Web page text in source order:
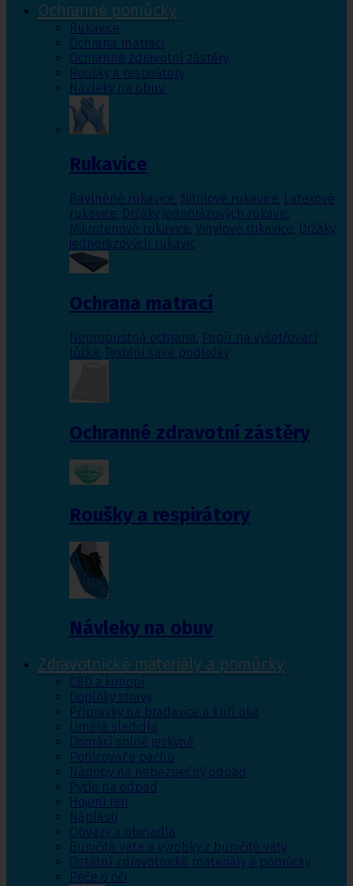
Ochranné pomůcky
Rukavice
Ochrana matrací
Ochranné zdravotní zástěry
Roušky a respirátory
Návleky na obuv
Rukavice
Bavlněné rukavice, Nitrilové rukavice, Latexové
rukavice, Držáky jednorázových rukavic,
Mikrotenové rukavice, Vinylové rukavice, Držáky
jednorázových rukavic
Ochrana matrací
Nepropustná ochrana, Papír na vyšetřovací
lůžka, Textilní savé podložky
Ochranné zdravotní zástěry
Roušky a respirátory
Návleky na obuv
Zdravotnické materiály a pomůcky
CBD z konopí
Doplňky stravy
Přípravky na bradavice a kuří oka
Umělá sladidla
Domácí solné jeskyně
Pohlcovače pachu
Nádoby na nebezpečný odpad
Pytle na odpad
Hojení ran
Náplasti
Obvazy a obinadla
Buničitá vata a výrobky z buničité vaty
Ostatní zdravotnické materiály a pomůcky
Péče o oči